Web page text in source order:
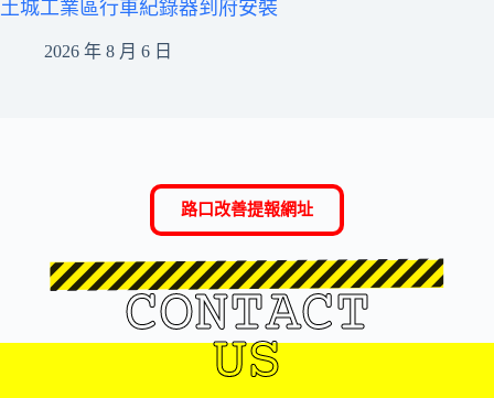
土城工業區行車紀錄器到府安裝
2026 年 8 月 6 日
路口改善提報網址
CONTACT
US